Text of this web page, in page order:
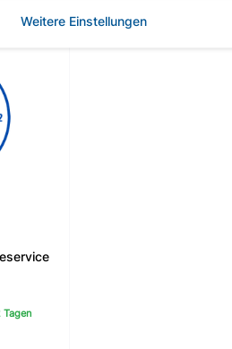
Weitere Einstellungen